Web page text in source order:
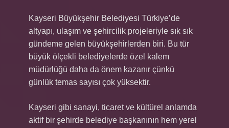
Kayseri Büyükşehir Belediyesi Türkiye’de
altyapı, ulaşım ve şehircilik projeleriyle sık sık
gündeme gelen büyükşehirlerden biri. Bu tür
büyük ölçekli belediyelerde özel kalem
müdürlüğü daha da önem kazanır çünkü
günlük temas sayısı çok yüksektir.
Kayseri gibi sanayi, ticaret ve kültürel anlamda
aktif bir şehirde belediye başkanının hem yerel